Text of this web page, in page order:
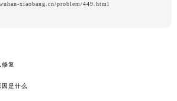
xiaobang.cn/problem/449.html
复
是什么